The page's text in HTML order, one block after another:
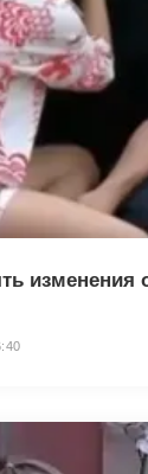
изменения